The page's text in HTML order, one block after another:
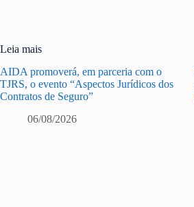
Leia mais
AIDA promoverá, em parceria com o
TJRS, o evento “Aspectos Jurídicos dos
Contratos de Seguro”
06/08/2026